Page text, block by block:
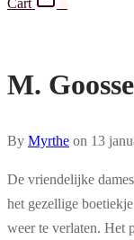
Cart
M.
By Myrthe on 13
De vriendelijke
het gezellige
weer te verlaten. Het